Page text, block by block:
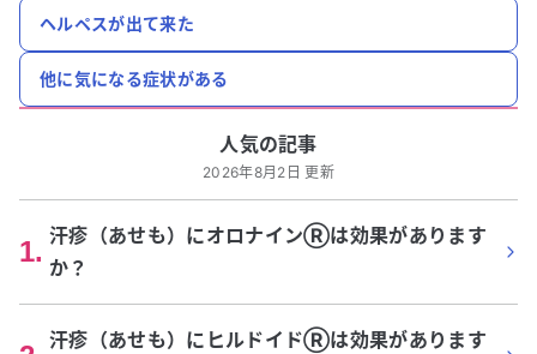
ヘルペスが出て来た
他に気になる症状がある
人気の記事
2026年8月2日 更新
1. 汗疹（あせも）にオロナインⓇは効果があります
か？
汗疹（あせも）にヒルドイドⓇは効果があります